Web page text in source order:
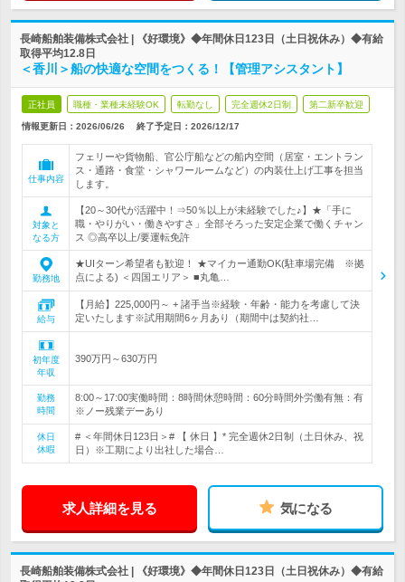
長崎船舶装備株式会社 | 《好環境》◆年間休日123日（土日祝休み）◆有給
取得平均12.8日
＜香川＞船の快適な空間をつくる！【管理アシスタント】
正社員 職種・業種未経験OK 転勤なし 完全週休2日制 第二新卒歓迎
情報更新日：2026/06/26 終了予定日： 2026/12/17
仕事内容
フェリーや貨物船、官公庁船などの船内空間（居室・エントラン
ス・通路・食堂・シャワールームなど）の内装仕上げ工事を担当
します。
対象と
なる方
【20～30代が活躍中！⇒50％以上が未経験でした♪】★「手に
職・やりがい・働きやすさ」全部そろった安定企業で働くチャン
ス ◎高卒以上/要運転免許
勤務地
★UIターン希望者も歓迎！ ★マイカー通勤OK(駐車場完備 ※拠
点による) ＜四国エリア＞ ■丸亀…
給与
【月給】225,000円～ + 諸手当※経験・年齢・能力を考慮して決
定いたします※試用期間6ヶ月あり（期間中は契約社…
初年度
年収
390万円～630万円
勤務
時間
8:00～17:00実働時間：8時間休憩時間：60分時間外労働有無：有
※ノー残業デーあり
休日
休暇
# ＜年間休日123日＞# 【 休日 】* 完全週休2日制（土日休み、祝
日）※工期により出社した場合…
求人詳細を見る 気になる
長崎船舶装備株式会社 | 《好環境》◆年間休日123日（土日祝休み）◆有給